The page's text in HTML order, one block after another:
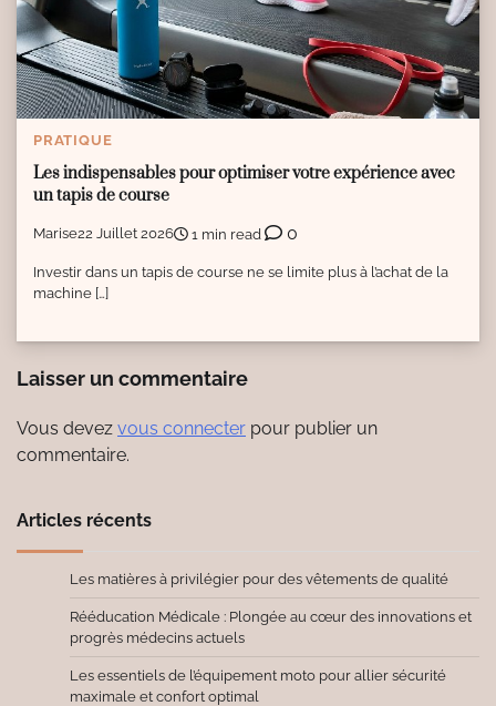
PRATIQUE
Les indispensables pour optimiser votre expérience avec
un tapis de course
Marise22 Juillet 2026 1 min read 0
Investir dans un tapis de course ne se limite plus à l’achat de la
machine […]
Laisser un commentaire
Vous devez vous connecter pour publier un
commentaire.
Articles récents
Les matières à privilégier pour des vêtements de qualité
Rééducation Médicale : Plongée au cœur des innovations et
progrès médecins actuels
Les essentiels de l’équipement moto pour allier sécurité
maximale et confort optimal